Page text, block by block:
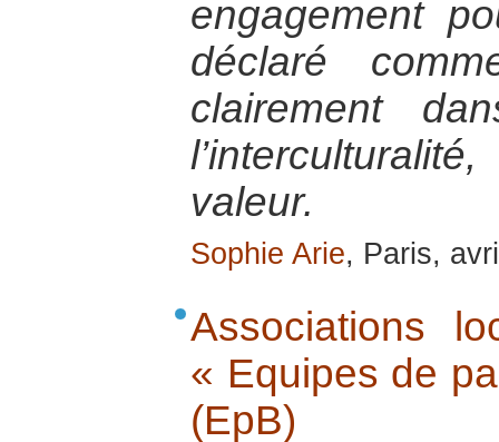
engagement
déclaré
clairement
valeur.
Sophie Arie, Paris,
Associations
« Equipes de
(EpB)